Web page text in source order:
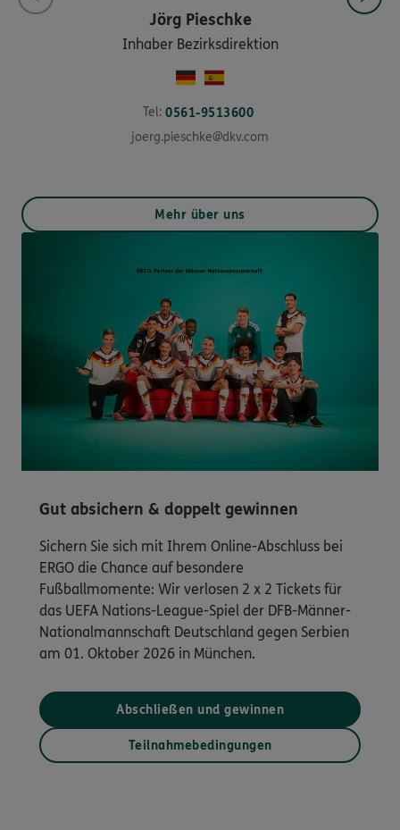
Jörg Pieschke
Inhaber Bezirksdirektion
Tel: 0561-9513600
joerg.pieschke@dkv.com
Mehr über uns
Gut absichern & doppelt gewinnen
Sichern Sie sich mit Ihrem Online-Abschluss bei
ERGO die Chance auf besondere
Fußballmomente: Wir verlosen 2 x 2 Tickets für
das UEFA Nations-League-Spiel der DFB-Männer-
Nationalmannschaft Deutschland gegen Serbien
am 01. Oktober 2026 in München.
Abschließen und gewinnen
Teilnahmebedingungen